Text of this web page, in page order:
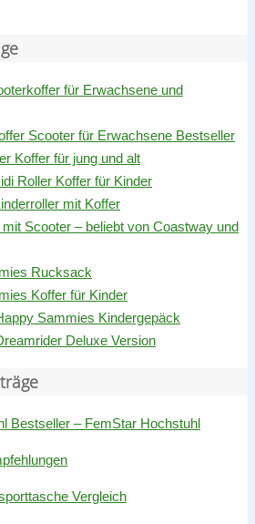
für Erwachsene und
Scooter für Erwachsene Bestseller
Koffer für jung und alt
Roller Koffer für Kinder
mit Koffer
Scooter – beliebt von Coastway und
Rucksack
Koffer für Kinder
Sammies Kindergepäck
Deluxe Version
Bestseller – FemStar Hochstuhl
Vergleich